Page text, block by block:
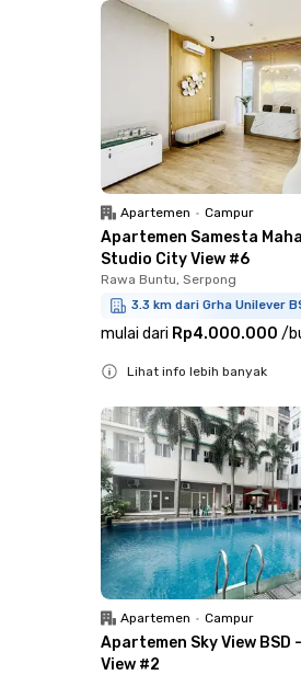
Apartemen • Campur
Apartemen Samesta
Studio City View #6
Rawa Buntu, Serpong
3.3 km dari Grha Unilever
mulai dari Rp4.000.000 /
Lihat info lebih banyak
Apartemen • Campur
Apartemen Sky View BSD
View #2